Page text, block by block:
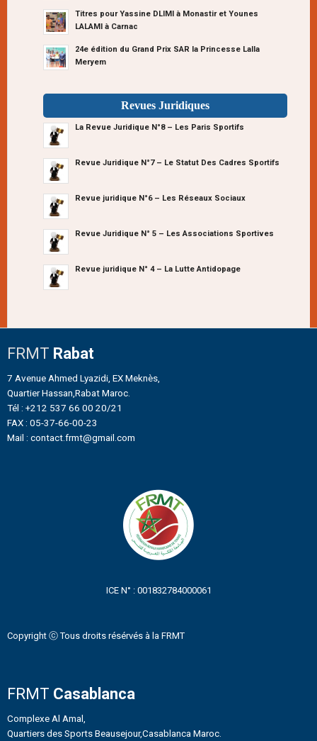
Titres pour Yassine DLIMI à Monastir et Younes
LALAMI à Carnac
24e édition du Grand Prix SAR la Princesse Lalla
Meryem
Revues Juridiques
La Revue Juridique N°8 – Les Paris Sportifs
Revue Juridique N°7 – Le Statut Des Cadres Sportifs
Revue juridique N°6 – Les Réseaux Sociaux
Revue Juridique N° 5 – Les Associations Sportives
Revue juridique N° 4 – La Lutte Antidopage
FRMT Rabat
7 Avenue Ahmed Lyazidi, EX Meknès,
Quartier Hassan,Rabat Maroc.
Tél : +212 537 66 00 20/21
FAX : 05-37-66-00-23
Mail : contact.frmt@gmail.com
ICE N° : 001832784000061
Copyright ⓒ Tous droits résérvés à la FRMT
FRMT Casablanca
Complexe Al Amal,
Quartiers des Sports Beausejour,Casablanca Maroc.